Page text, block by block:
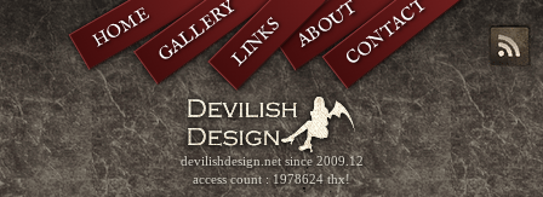
devilishdesign.netsince 2009.12
access count : 1978624 thx!
HOMEGALLERYLINKSABOUTCONTACT